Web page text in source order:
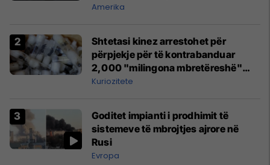
Amerika
Shtetasi kinez arrestohet për
përpjekje për të kontrabanduar
2,000 "milingona mbretëreshë"
nga Kenia
Kuriozitete
Goditet impianti i prodhimit të
sistemeve të mbrojtjes ajrore në
Rusi
Evropa